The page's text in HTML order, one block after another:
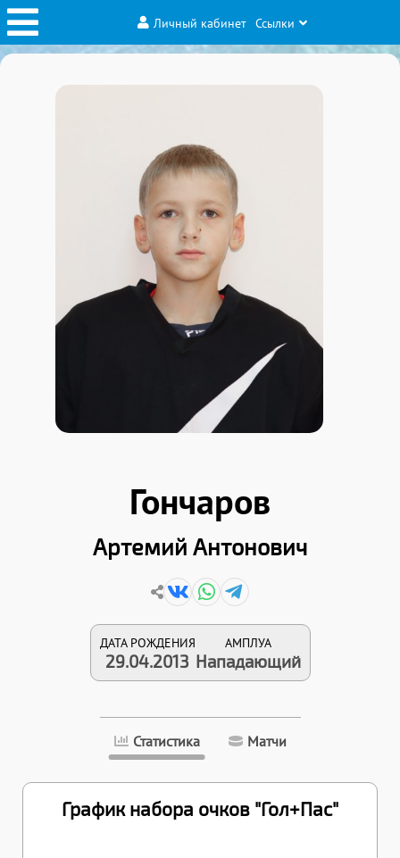
Личный кабинет Ссылки
Гончаров
Артемий Антонович
ДАТА РОЖДЕНИЯ
29.04.2013
АМПЛУА
Нападающий
Статистика Матчи
График набора очков "Гол+Пас"